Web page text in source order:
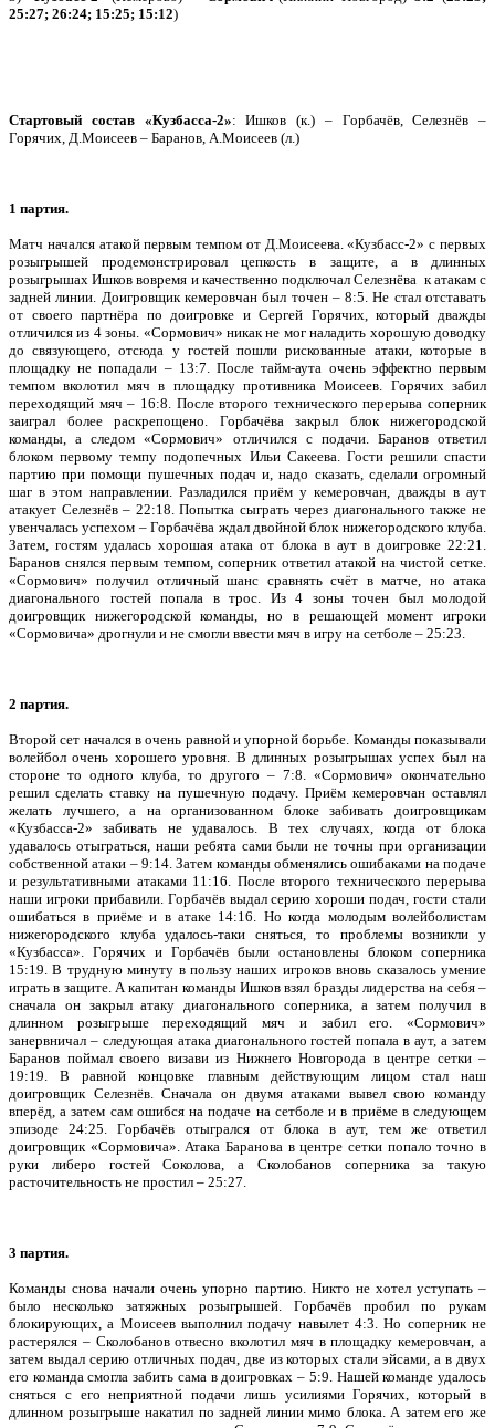
25:27; 26:24; 15:25; 15:12)
Стартовый состав «Кузбасса-2»: Ишков (к.) – Горбачёв, Селезнёв –
Горячих, Д.Моисеев – Баранов, А.Моисеев (л.)
1 партия.
Матч начался атакой первым темпом от Д.Моисеева. «Кузбасс-2» с первых
розыгрышей продемонстрировал цепкость в защите, а в длинных
розыгрышах Ишков вовремя и качественно подключал Селезнёва к атакам с
задней линии. Доигровщик кемеровчан был точен – 8:5. Не стал отставать
от своего партнёра по доигровке и Сергей Горячих, который дважды
отличился из 4 зоны. «Сормович» никак не мог наладить хорошую доводку
до связующего, отсюда у гостей пошли рискованные атаки, которые в
площадку не попадали – 13:7. После тайм-аута очень эффектно первым
темпом вколотил мяч в площадку противника Моисеев. Горячих забил
переходящий мяч – 16:8. После второго технического перерыва соперник
заиграл более раскрепощено. Горбачёва закрыл блок нижегородской
команды, а следом «Сормович» отличился с подачи. Баранов ответил
блоком первому темпу подопечных Ильи Сакеева. Гости решили спасти
партию при помощи пушечных подач и, надо сказать, сделали огромный
шаг в этом направлении. Разладился приём у кемеровчан, дважды в аут
атакует Селезнёв – 22:18. Попытка сыграть через диагонального также не
увенчалась успехом – Горбачёва ждал двойной блок нижегородского клуба.
Затем, гостям удалась хорошая атака от блока в аут в доигровке 22:21.
Баранов снялся первым темпом, соперник ответил атакой на чистой сетке.
«Сормович» получил отличный шанс сравнять счёт в матче, но атака
диагонального гостей попала в трос. Из 4 зоны точен был молодой
доигровщик нижегородской команды, но в решающей момент игроки
«Сормовича» дрогнули и не смогли ввести мяч в игру на сетболе – 25:23.
2 партия.
Второй сет начался в очень равной и упорной борьбе. Команды показывали
волейбол очень хорошего уровня. В длинных розыгрышах успех был на
стороне то одного клуба, то другого – 7:8. «Сормович» окончательно
решил сделать ставку на пушечную подачу. Приём кемеровчан оставлял
желать лучшего, а на организованном блоке забивать доигровщикам
«Кузбасса-2» забивать не удавалось. В тех случаях, когда от блока
удавалось отыграться, наши ребята сами были не точны при организации
собственной атаки – 9:14. Затем команды обменялись ошибаками на подаче
и результативными атаками 11:16. После второго технического перерыва
наши игроки прибавили. Горбачёв выдал серию хороши подач, гости стали
ошибаться в приёме и в атаке 14:16. Но когда молодым волейболистам
нижегородского клуба удалось-таки сняться, то проблемы возникли у
«Кузбасса». Горячих и Горбачёв были остановлены блоком соперника
15:19. В трудную минуту в пользу наших игроков вновь сказалось умение
играть в защите. А капитан команды Ишков взял бразды лидерства на себя –
сначала он закрыл атаку диагонального соперника, а затем получил в
длинном розыгрыше переходящий мяч и забил его. «Сормович»
занервничал – следующая атака диагонального гостей попала в аут, а затем
Баранов поймал своего визави из Нижнего Новгорода в центре сетки –
19:19. В равной концовке главным действующим лицом стал наш
доигровщик Селезнёв. Сначала он двумя атаками вывел свою команду
вперёд, а затем сам ошибся на подаче на сетболе и в приёме в следующем
эпизоде 24:25. Горбачёв отыгрался от блока в аут, тем же ответил
доигровщик «Сормовича». Атака Баранова в центре сетки попало точно в
руки либеро гостей Соколова, а Сколобанов соперника за такую
расточительность не простил – 25:27.
3 партия.
Команды снова начали очень упорно партию. Никто не хотел уступать –
было несколько затяжных розыгрышей. Горбачёв пробил по рукам
блокирующих, а Моисеев выполнил подачу навылет 4:3. Но соперник не
растерялся – Сколобанов отвесно вколотил мяч в площадку кемеровчан, а
затем выдал серию отличных подач, две из которых стали эйсами, а в двух
его команда смогла забить сама в доигровках – 5:9. Нашей команде удалось
сняться с его неприятной подачи лишь усилиями Горячих, который в
длинном розыгрыше накатил по задней линии мимо блока. А затем его же